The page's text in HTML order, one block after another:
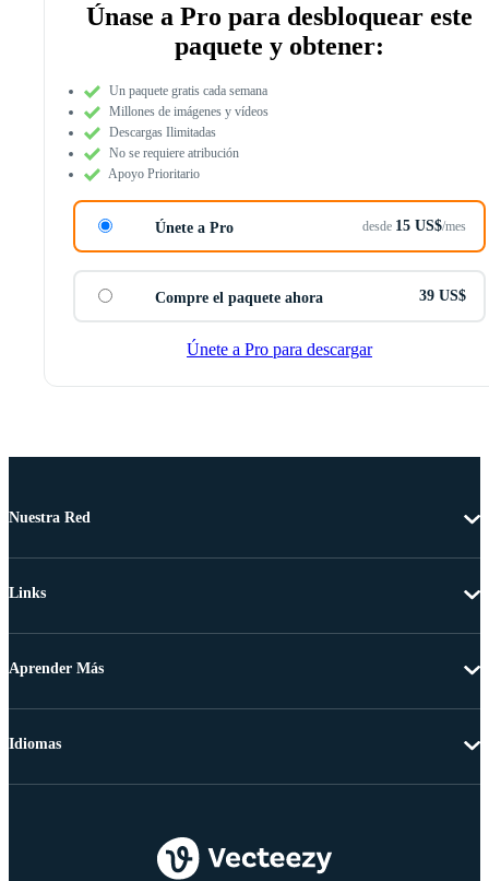
Únase a Pro para desbloquear este
paquete y obtener:
Un paquete gratis cada semana
Millones de imágenes y vídeos
Descargas Ilimitadas
No se requiere atribución
Apoyo Prioritario
Únete a Pro desde 15 US$/mes
Compre el paquete ahora 39 US$
Únete a Pro para descargar
Nuestra Red
Links
Aprender Más
Idiomas